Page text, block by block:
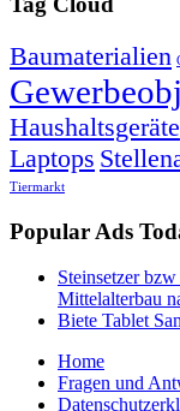
Baumaterialien
Haushaltsgeräte
Laptops
Tiermarkt
Popular Ads
Steinsetzer
Mittelalterbau
Biete Tablet
Home
Fragen und